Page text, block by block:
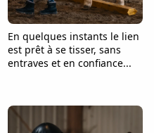
En quelques instants le lien
est prêt à se tisser, sans
entraves et en confiance...